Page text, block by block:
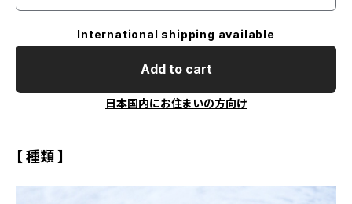
International shipping available
Add to cart
日本国内にお住まいの方向け
【 種類 】